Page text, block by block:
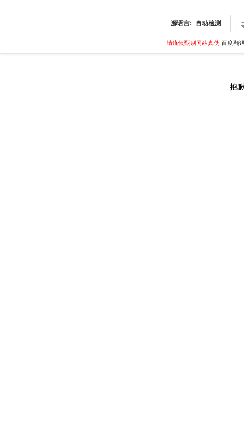
源语言: 自动检测
请谨慎甄别网站真伪-百度翻